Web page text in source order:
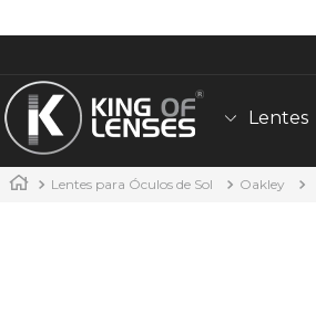
Lentes
Lentes para Óculos de Sol Oakley